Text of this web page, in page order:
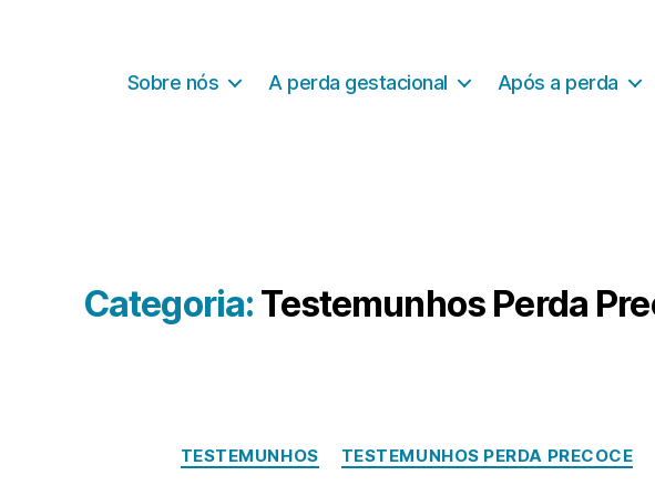
Sobre nós A perda gestacional Após a perda
Categoria: Testemunhos Perda
Categorias
TESTEMUNHOS TESTEMUNHOS PERDA PRECOCE